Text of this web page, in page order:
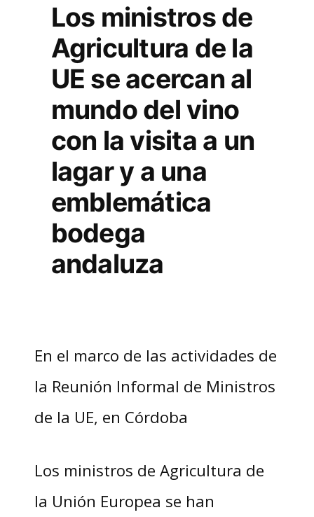
Los ministros de
Agricultura de la
UE se acercan al
mundo del vino
con la visita a un
lagar y a una
emblemática
bodega
andaluza
En el marco de las actividades de
la Reunión Informal de Ministros
de la UE, en Córdoba
Los ministros de Agricultura de
la Unión Europea se han